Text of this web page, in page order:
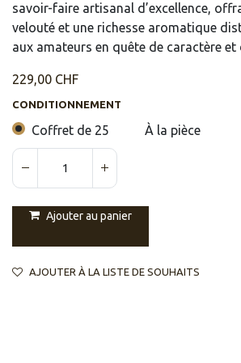
savoir-faire artisanal d’excellence,
velouté et une richesse aromatique
aux amateurs en quête de caractère
229,00 CHF
CONDITIONNEMENT
Coffret de 25 À la pièce
Ajouter au panier
AJOUTER À LA LISTE DE SOUHAITS